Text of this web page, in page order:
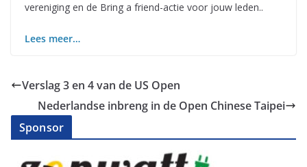
vereniging en de Bring a friend-actie voor jouw leden..
Lees meer…
Verslag 3 en 4 van de US Open
Nederlandse inbreng in de Open Chinese Taipei
Sponsor